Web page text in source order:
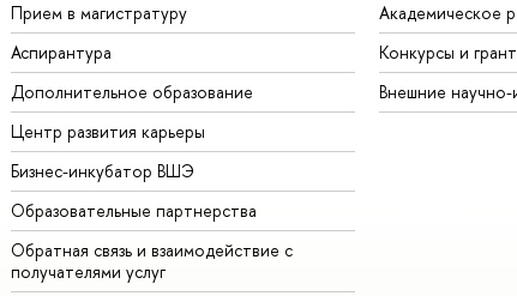
Прием в магистратуру
Аспирантура
Дополнительное образование
Центр развития карьеры
Бизнес-инкубатор ВШЭ
Образовательные партнерства
Обратная связь и взаимодействие с
получателями услуг
Академическое
Конкурсы и
Внешние